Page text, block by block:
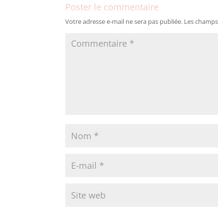
Poster le commentaire
Votre adresse e-mail ne sera pas publiée. Les